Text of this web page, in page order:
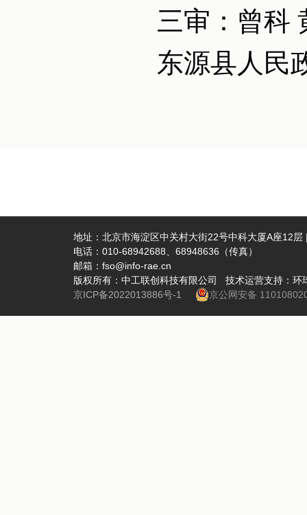
三审：曾科
东源县人民
地址：北京市海淀区中关村大街22号中科大厦A座12层
电话：010-68942688、68948636（传真）
邮箱：fso@info-rae.cn
版权所有：中工联创科技有限公司 技术运营支持：
京ICP备2022013886号-1
京公网安备